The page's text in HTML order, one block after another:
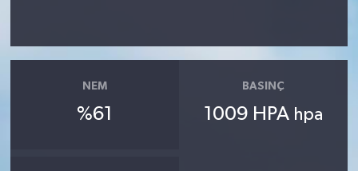
NEM
%61
BASINÇ
1009 HPA hpa